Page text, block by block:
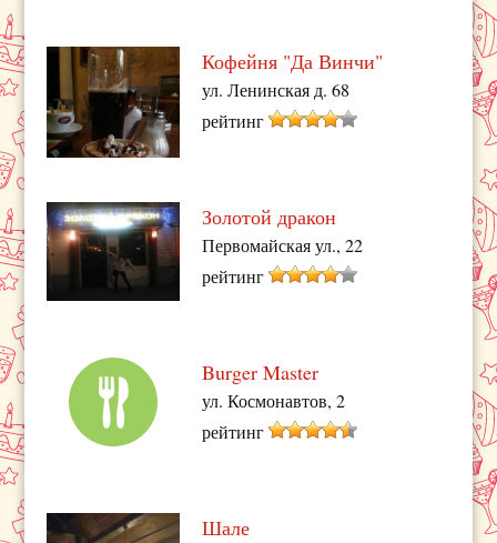
Кофейня "Да Винчи"
ул. Ленинская д. 68
рейтинг
Золотой дракон
Первомайская ул., 22
рейтинг
Burger Master
ул. Космонавтов, 2
рейтинг
Шале